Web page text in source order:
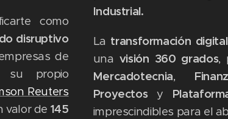
como
disruptivo
de
su propio
Reuters
valor de 145
Industrial.
La transformación digital
una visión 360 grados,
Mercadotecnia,
Proyectos y
imprescindibles para el